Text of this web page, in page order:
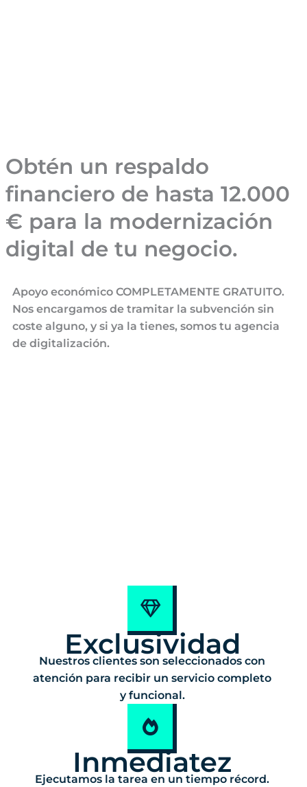
Obtén un respaldo
financiero de hasta 12.000
€ para la modernización
digital de tu negocio.
Apoyo económico COMPLETAMENTE GRATUITO.
Nos encargamos de tramitar la subvención sin
coste alguno, y si ya la tienes, somos tu agencia
de digitalización.
Exclusividad
Nuestros clientes son seleccionados con
atención para recibir un servicio completo
y funcional.
Inmediatez
Ejecutamos la tarea en un tiempo récord.